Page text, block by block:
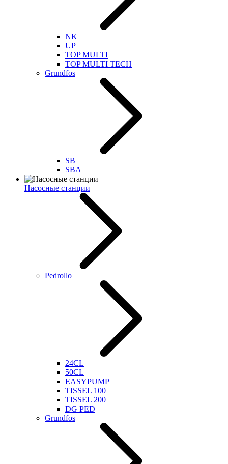
NK
UP
TOP MULTI
TOP MULTI TECH
Grundfos
SB
SBA
Насосные станции
Pedrollo
24CL
50CL
EASYPUMP
TISSEL 100
TISSEL 200
DG PED
Grundfos